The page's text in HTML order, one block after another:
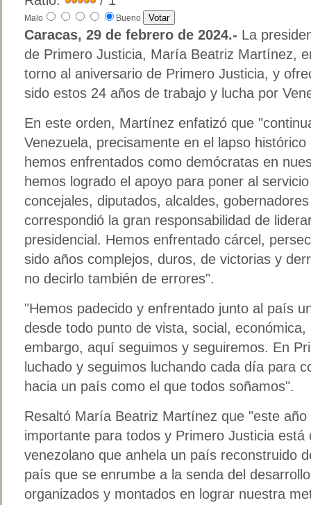
Malo Bueno
Caracas, 29 de febrero de 2024.- La
de Primero Justicia, María Beatriz Martínez,
torno al aniversario de Primero Justicia, y
sido estos 24 años de trabajo y lucha por
En este orden, Martínez enfatizó que
Venezuela, precisamente en el lapso
hemos enfrentados como demócratas en
hemos logrado el apoyo para poner al
concejales, diputados, alcaldes,
correspondió la gran responsabilidad de
presidencial. Hemos enfrentado cárcel,
sido años complejos, duros, de victorias y
no decirlo también de errores".
"Hemos padecido y enfrentado junto al país
desde todo punto de vista, social,
embargo, aquí seguimos y seguiremos. En
luchado y seguimos luchando cada día para
hacia un país como el que todos soñamos".
Resaltó María Beatriz Martínez que "este
importante para todos y Primero Justicia está
venezolano que anhela un país reconstruido
país que se enrumbe a la senda del
organizados y montados en lograr nuestra